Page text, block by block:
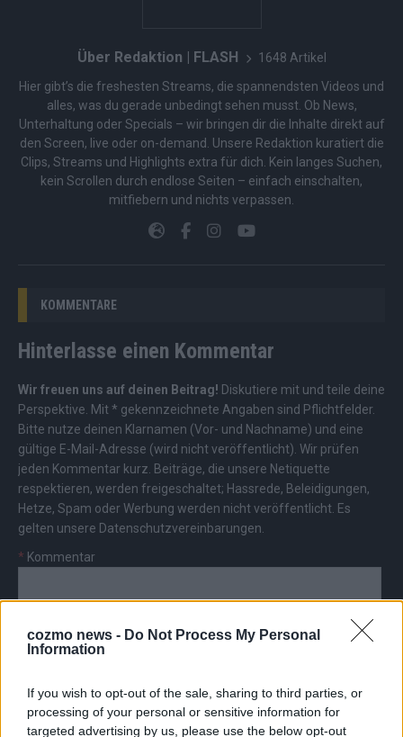
cozmo news - Do Not Process My Personal
Information
If you wish to opt-out of the sale, sharing to third parties, or
processing of your personal or sensitive information for
targeted advertising by us, please use the below opt-out
Über Redaktion | FLASH 1648 Artikel
Hier gibt’s die freshesten Streams, die spannendsten Videos und
alles, was du gerade unbedingt sehen musst. Ob News,
Unterhaltung oder Specials – wir bringen dir die Inhalte direkt auf
den Screen, live oder on-demand. Unsere Redaktion kuratiert die
Clips, Streams und Highlights extra für dich. Kein langes Suchen,
kein Scrollen durch endlose Seiten – einfach einschalten,
mitfiebern und nichts verpassen.
KOMMENTARE
Hinterlasse einen Kommentar
Wir freuen uns auf deinen Beitrag! Diskutiere mit und teile deine
Perspektive. Mit * gekennzeichnete Angaben sind Pflichtfelder.
Bitte nutze deinen Klarnamen (Vor- und Nachname) und eine
gültige E-Mail-Adresse (wird nicht veröffentlicht). Wir prüfen
jeden Kommentar kurz. Beiträge, die unsere Netiquette
respektieren, werden freigeschaltet; Hassrede, Beleidigungen,
Hetze, Spam oder Werbung werden nicht veröffentlicht. Es
gelten unsere Datenschutzvereinbarungen
* Kommentar
Vor- und Nachname